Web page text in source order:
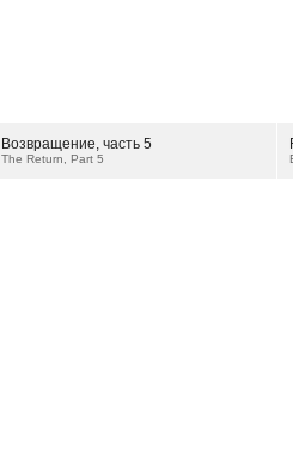
Возвращение, часть 5
The Return, Part 5